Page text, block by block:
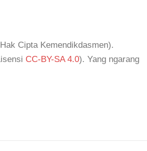
Cipta Kemendikdasmen).
CC-BY-SA 4.0). Yang ngarang